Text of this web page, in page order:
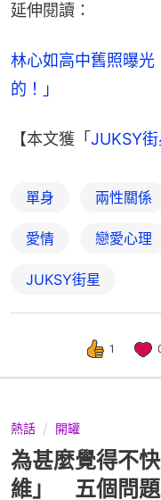
延伸閱讀：
林心如高中舊照曝
的！」
【本文獲「 JUKSY街
單身 兩性關係
愛情 戀愛心理
JUKSY街星
1
熱話 開罐
為甚麼覺得不
維」 五個問題